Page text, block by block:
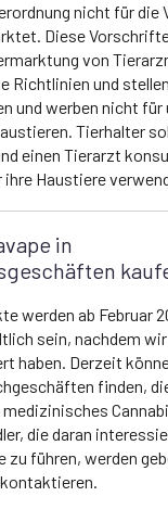
nicht für die
Diese
von
Richtlinien und
und werben nicht für
Tierhalter
einen Tierarzt
Haustiere
in
werden ab Februar
sein, nachdem
haben. Derzeit
finden,
medizinisches
die daran
zu führen, werden